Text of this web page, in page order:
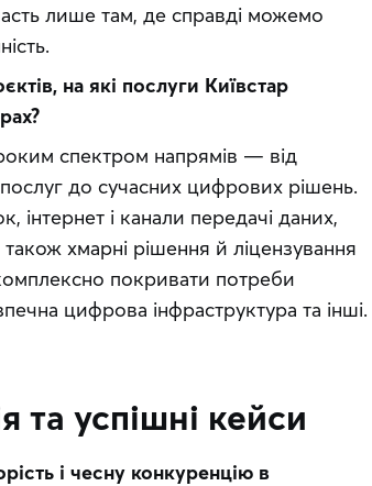
лише там, де справді можемо
на які послуги Київстар
спектром напрямів — від
до сучасних цифрових рішень.
інтернет і канали передачі даних,
хмарні рішення й ліцензування
покривати потреби
цифрова інфраструктура та інші.
та успішні кейси
і чесну конкуренцію в